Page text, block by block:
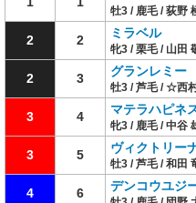
牡3 / 鹿毛 / 荻野
2 2 ミラベル
牝3 / 栗毛 / 山田
2 3 グランレミー
牡3 / 芦毛 / ☆西
3 4 マテラハピネ
牝3 / 鹿毛 / 中谷
3 5 ヴィクトリー
牡3 / 芦毛 / 和田
4 6 デンコウユジ